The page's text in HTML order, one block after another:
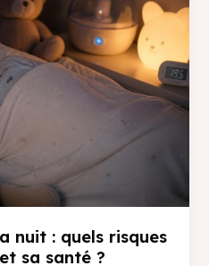
nuit : quels risques
sa santé ?